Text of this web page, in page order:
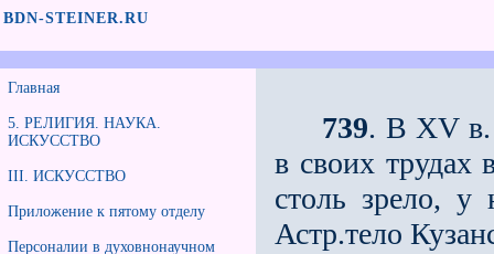
BDN-STEINER.RU
Главная
5. РЕЛИГИЯ. НАУКА.
ИСКУССТВО
III. ИСКУССТВО
Приложение к пятому отделу
Персоналии в духовнонаучном
739. В ХV в.
в своих
столь зрело, у
Астр.тело